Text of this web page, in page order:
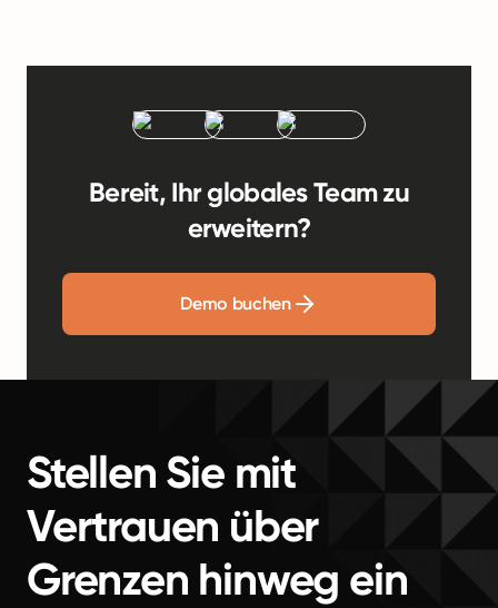
Bereit, Ihr globales Team zu
erweitern?
Demo buchen
Stellen Sie mit
Vertrauen über
Grenzen hinweg ein